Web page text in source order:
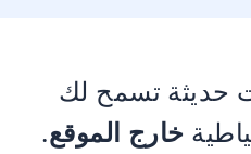
حديثة تسمح لك
خارج الموقع.